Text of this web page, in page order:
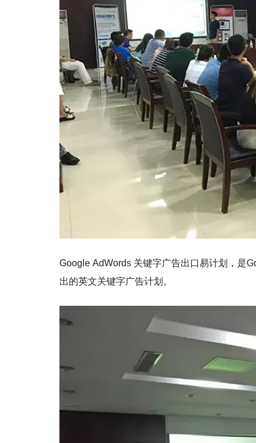
Google AdWords 关键字广告出口易计划，是
出的英文关键字广告计划。